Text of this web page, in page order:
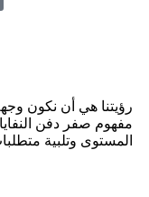
رؤيتنا هي أن نكون
مفهوم صفر دفن
المستوى وتلبية